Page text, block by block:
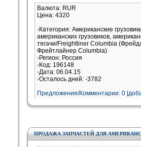
Валюта: RUR
Цена: 4320
Категория: Американские
американских грузовиков,
тягачи/Freightliner Columbia
Фрейтлайнер Columbia)
Регион: Россия
Код: 196148
Дата: 06.04.15
Осталось дней: -3782
Предложения/Комментарии: 0
ПРОДАЖА ЗАПЧАСТЕЙ ДЛЯ